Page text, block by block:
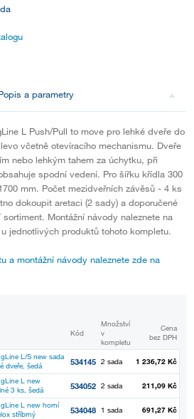
a parametry
L Push/Pull to move pro lehké dveře do
včetně otevíracího mechanismu. Dveře
nebo lehkým tahem za úchytku, při
spodní vedení. Pro šířku křídla 300
mm. Počet mezidveřních závěsů - 4 ks
dokoupit aretaci (2 sady) a doporučené
Montážní návody naleznete na
jednotlivých produktů tohoto kompletu.
a montážní návody naleznete zde na
Kód
Množství
v
kompletu
Cena
bez DPH
L/S new sada
dveře, šedá
534145 2 sada 1 236,72 Kč
L new
3 ks, šedá
534052 2 sada 211,09 Kč
L new horní
stříbrný
534048 1 sada 691,27 Kč